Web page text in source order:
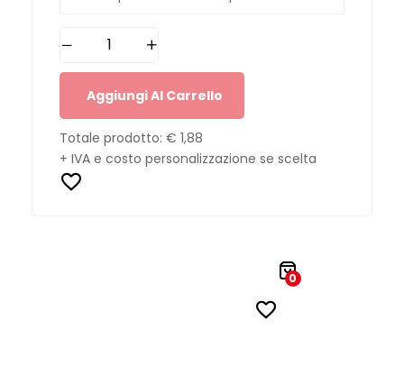
Aggiungi Al Carrello
Totale prodotto: € 1,88
+ IVA e costo personalizzazione se scelta
0